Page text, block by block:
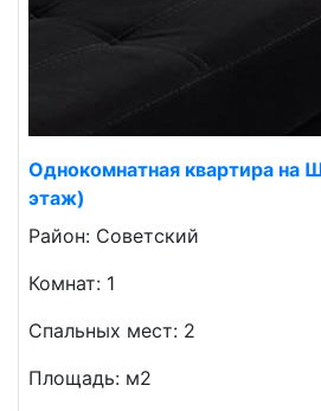
Однокомнатная квартира на
этаж)
Район: Советский
Комнат: 1
Спальных мест: 2
Площадь: м2